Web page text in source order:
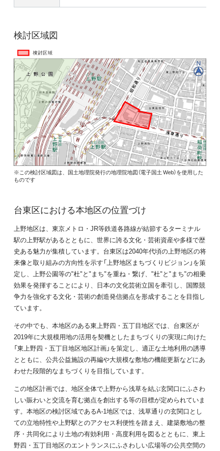
検討区域図
※この検討区域図は、国土地理院発行の地理院地図（電子国土 Web）を使用した
ものです
台東区における本地区の位置づけ
上野地区は、東京メトロ・JR等鉄道各路線が結節するターミナル
駅の上野駅があるとともに、世界に誇る文化・芸術資産や多様で歴
史ある魅力が集積しています。台東区は2040年代頃の上野地区の将
来像と取り組みの方向性を示す「上野地区まちづくりビジョン」を策
定し、上野公園等の"杜"と"まち"を重ね・繋げ、"杜"と"まち"の相乗
効果を発揮することにより、日本の文化芸術立国を牽引し、国際競
争力を強化する文化・芸術の創造発信拠点を形成することを目指し
ています。
その中でも、本地区のある東上野四・五丁目地区では、台東区が
2019年に大規模用地の活用を契機としたまちづくりの実現に向けた
「東上野四・五丁目地区地区計画」を策定し、適正な土地利用の誘導
とともに、公共公益施設の再編や大規模な敷地の機能更新などにあ
わせた段階的なまちづくりを目指しています。
この地区計画では、地区全体で上野から浅草を結ぶ玄関口にふさわ
しい賑わいと交流を育む拠点を創出する等の目標が定められていま
す。本地区の検討区域であるA-1地区では、浅草通りの玄関口とし
ての立地特性や上野駅とのアクセス利便性を踏まえ、建築敷地の整
序・共同化により土地の有効利用・高度利用を図るとともに、東上
野四・五丁目地区のエントランスにふさわしい広場等の公共空間の